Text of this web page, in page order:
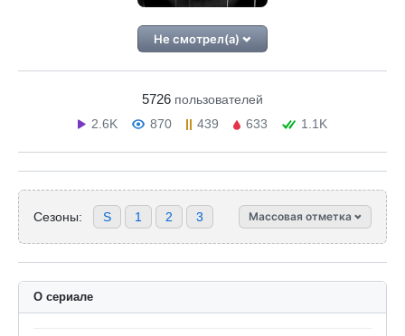
Не смотрел(а)
5726 пользователей
2.6K
870 439 633 1.1K
Сезоны: S 1 2 3 Массовая отметка
О сериале